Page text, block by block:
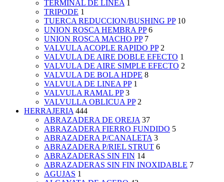
TERMINAL DE LINEA 1
TRIPODE 1
TUERCA REDUCCION/BUSHING PP 10
UNION ROSCA HEMBRA PP 6
UNION ROSCA MACHO PP 7
VALVULA ACOPLE RAPIDO PP 2
VALVULA DE AIRE DOBLE EFECTO 1
VALVULA DE AIRE SIMPLE EFECTO 2
VALVULA DE BOLA HDPE 8
VALVULA DE LINEA PP 1
VALVULA RAMAL PP 3
VALVULLA OBLICUA PP 2
HERRAJERIA 444
ABRAZADERA DE OREJA 37
ABRAZADERA FIERRO FUNDIDO 5
ABRAZADERA P/CANALETA 3
ABRAZADERA P/RIEL STRUT 6
ABRAZADERAS SIN FIN 14
ABRAZADERAS SIN FIN INOXIDABLE 7
AGUJAS 1